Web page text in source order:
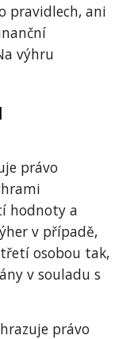
pravidlech, ani
výhru
právo
hodnoty a
v případě,
osobou tak,
v souladu s
právo